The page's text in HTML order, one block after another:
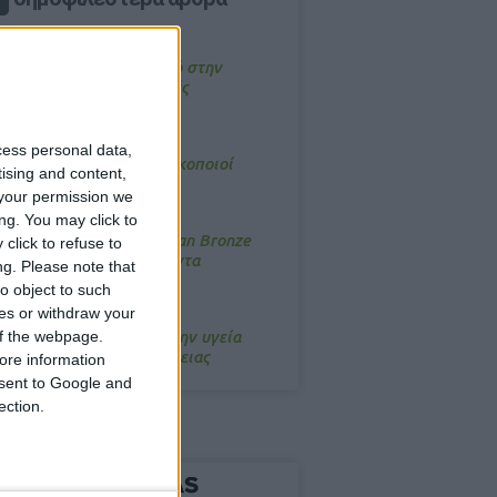
personal data,
and content,
permission we
You may click to
click to refuse to
Please note that
object to such
or withdraw your
webpage.
information
to Google and
Αποτελεσματικό στην
από τις εμβοές
θρανία ξανά οι φαρμακοποιοί
2026, 16:05
Η συλλογή Aegean Bronze
δύο νέα προϊόντα
2026, 16:57
Συνέδριο Infokids για την υγεία
την ευεξία της οικογένειας